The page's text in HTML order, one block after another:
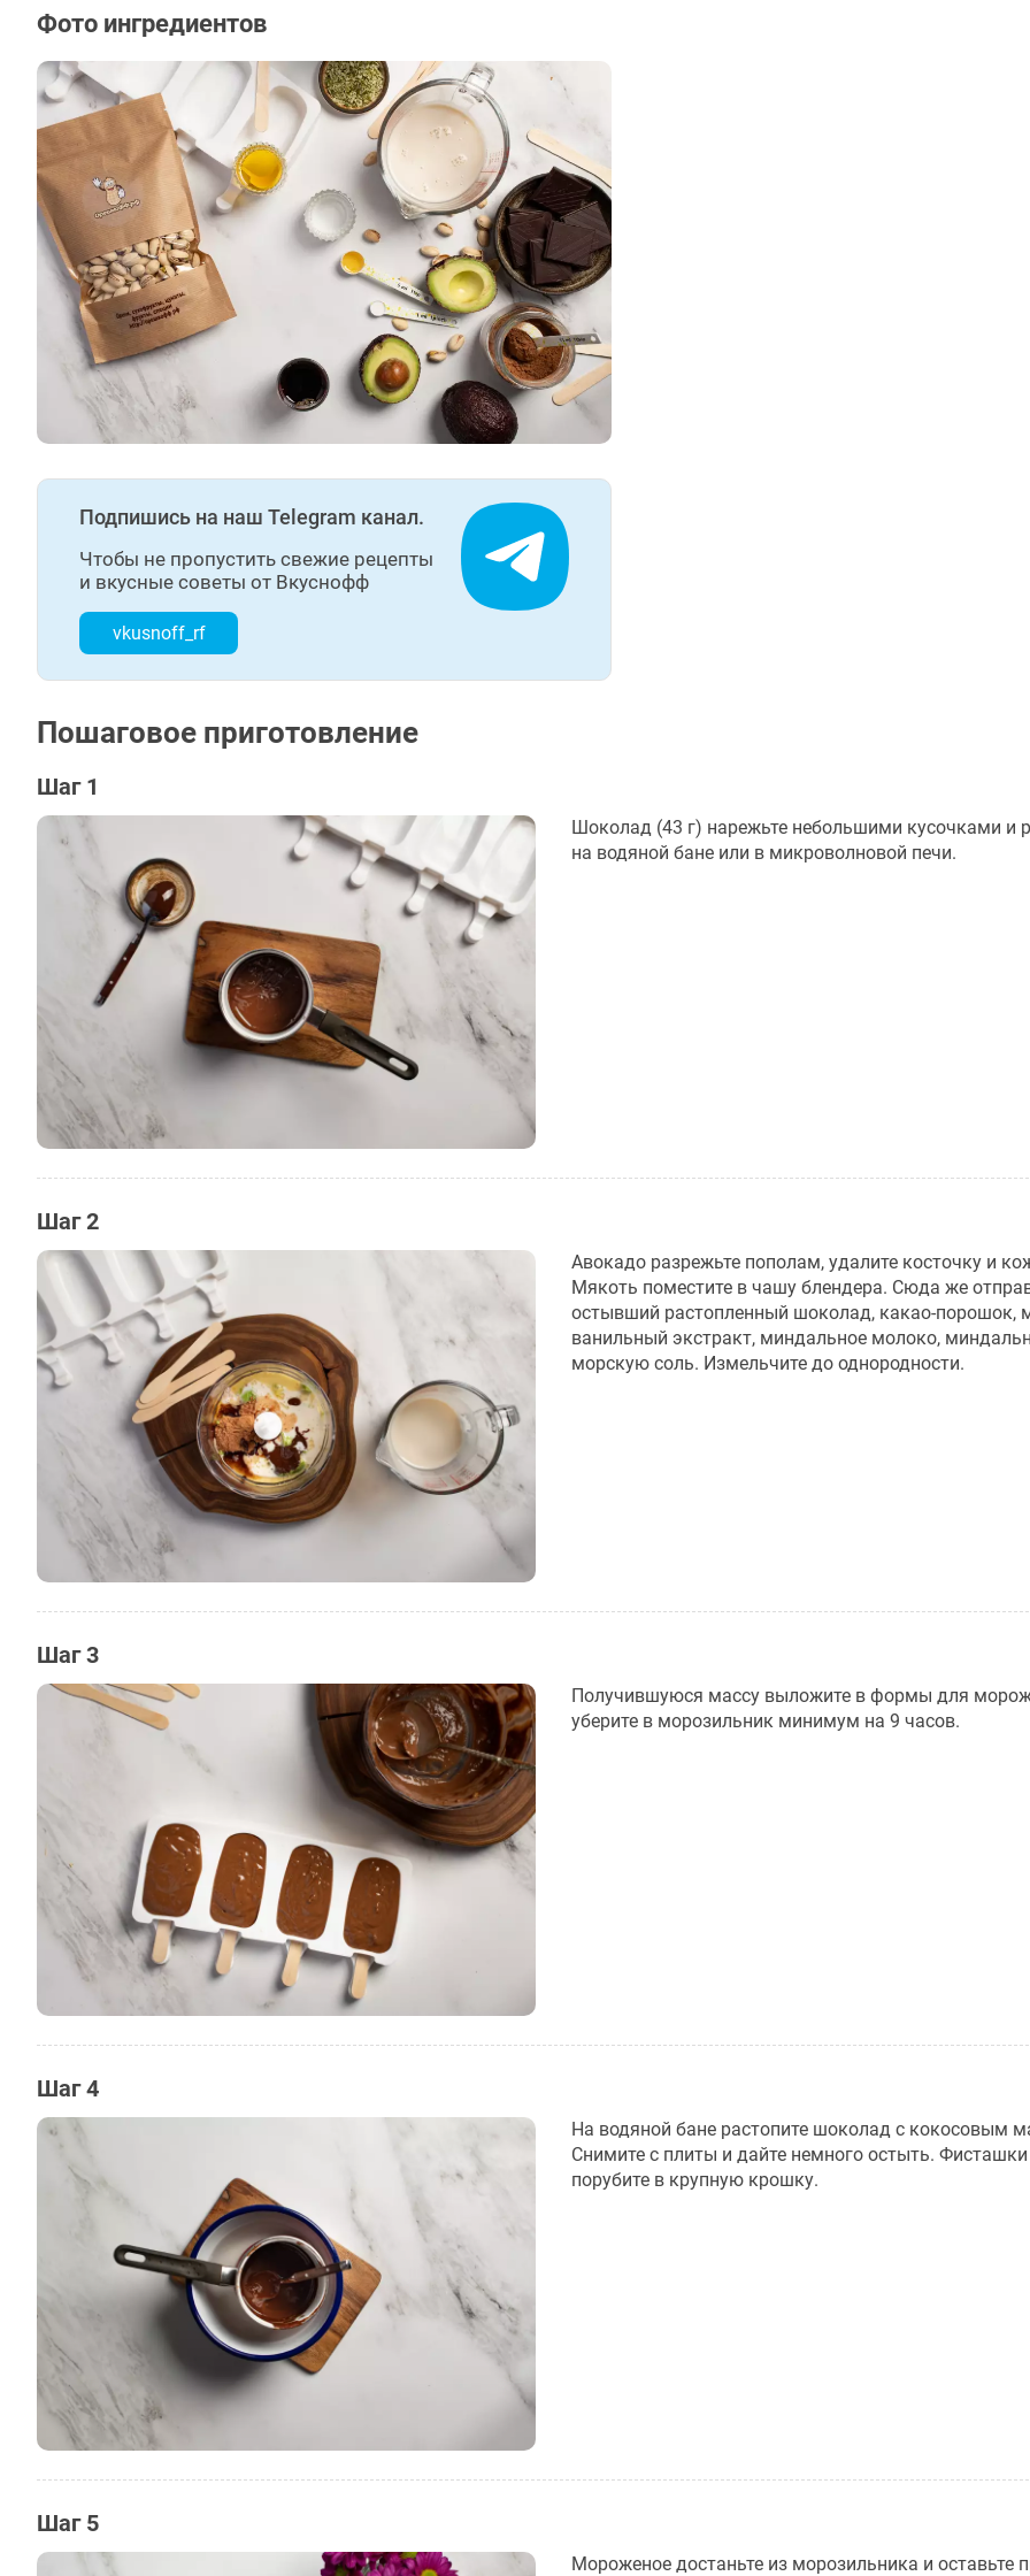
Фото ингредиентов
Подпишись на наш Telegram канал.
Чтобы не пропустить свежие рецепты
и вкусные советы от Вкуснофф
vkusnoff_rf
Пошаговое приготовление
Шаг 1
Шоколад (43 г) нарежьте небольшими кусочками и
на водяной бане или в микроволновой печи.
Шаг 2
Авокадо разрежьте пополам, удалите косточку и
Мякоть поместите в чашу блендера. Сюда же
остывший растопленный шоколад, какао-порошок,
ванильный экстракт, миндальное молоко,
морскую соль. Измельчите до однородности.
Шаг 3
Получившуюся массу выложите в формы для
уберите в морозильник минимум на 9 часов.
Шаг 4
На водяной бане растопите шоколад с кокосовым
Снимите с плиты и дайте немного остыть. Фисташки
порубите в крупную крошку.
Шаг 5
Мороженое достаньте из морозильника и оставьте